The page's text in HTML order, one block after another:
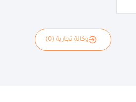
وكالة تجارية (0)